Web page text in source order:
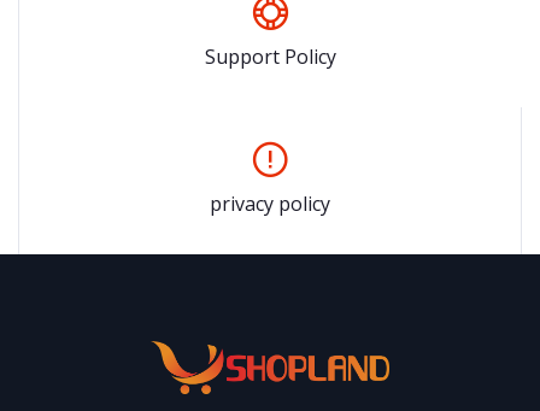
Support Policy
privacy policy